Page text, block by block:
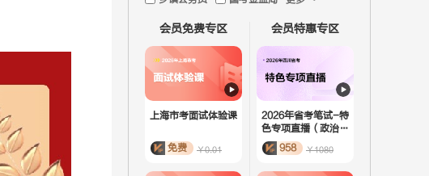
会员免费专区
上海市考面试体验课
免费 ￥0.01
会员特惠专区
2026年省考笔试-特
色专项直播（政治理
论）
958 ￥1080